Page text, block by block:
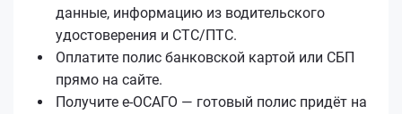
данные, информацию из водительского
удостоверения и СТС/ПТС.
Оплатите полис банковской картой или СБП
прямо на сайте.
Получите е‑ОСАГО — готовый полис придёт на